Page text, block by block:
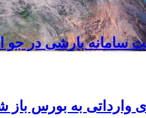
سامانه بارشی در جو
وارداتی به بورس باز